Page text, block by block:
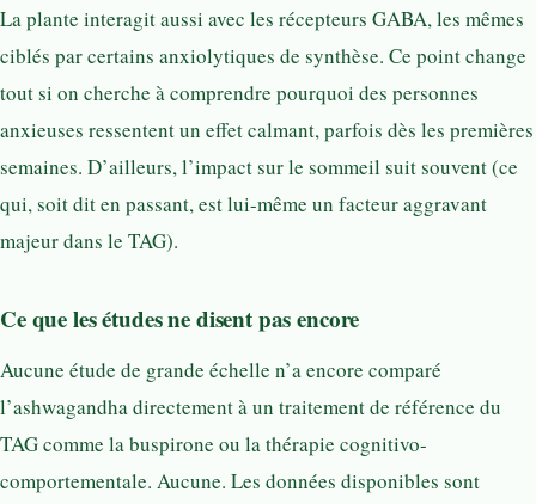
La plante interagit aussi avec les récepteurs GABA, les mêmes
ciblés par certains anxiolytiques de synthèse. Ce point change
tout si on cherche à comprendre pourquoi des personnes
anxieuses ressentent un effet calmant, parfois dès les premières
semaines. D’ailleurs, l’impact sur le sommeil suit souvent (ce
qui, soit dit en passant, est lui-même un facteur aggravant
majeur dans le TAG).
Ce que les études ne disent pas encore
Aucune étude de grande échelle n’a encore comparé
l’ashwagandha directement à un traitement de référence du
TAG comme la buspirone ou la thérapie cognitivo-
comportementale. Aucune. Les données disponibles sont